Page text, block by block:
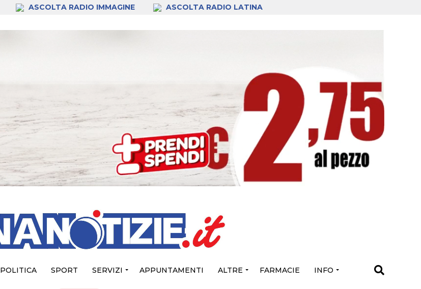
ASCOLTA RADIO IMMAGINE ASCOLTA RADIO LATINA
POLITICA SPORT SERVIZI APPUNTAMENTI ALTRE FARMACIE INFO